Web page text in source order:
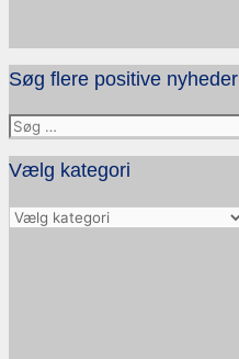
Søg flere positive nyheder
Søg
efter:
Vælg kategori
Vælg